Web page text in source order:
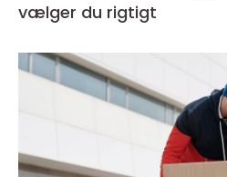
vælger du rigtigt